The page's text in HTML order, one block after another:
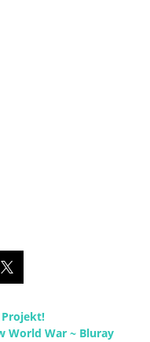
Projekt!
World War ~ Bluray